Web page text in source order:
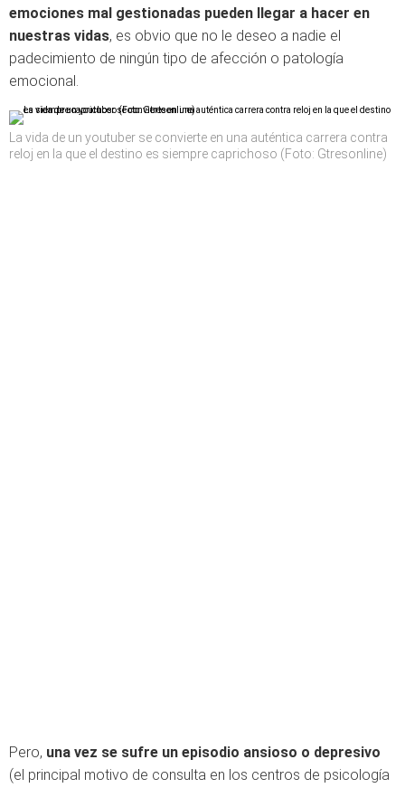
emociones mal gestionadas pueden llegar a hacer en
nuestras vidas, es obvio que no le deseo a nadie el
padecimiento de ningún tipo de afección o patología
emocional.
La vida de un youtuber se convierte en una auténtica carrera contra
reloj en la que el destino es siempre caprichoso (Foto: Gtresonline)
Pero, una vez se sufre un episodio ansioso o depresivo
(el principal motivo de consulta en los centros de psicología